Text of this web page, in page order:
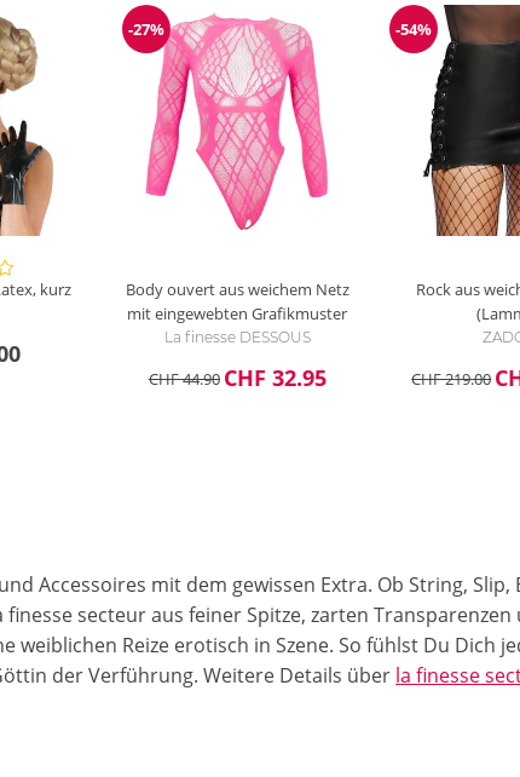
kurz
Reduzierung
-27%
Body ouvert aus weichem Netz
mit eingewebten Grafikmuster
La finesse DESSOUS
CHF 44.90 CHF 32.95
Reduzierung
-54%
Rock aus
CHF 219.00
Accessoires mit dem gewissen Extra. Ob String, Slip,
secteur aus feiner Spitze, zarten Transparenzen
Reize erotisch in Szene. So fühlst Du Dich
der Verführung.Weitere Details über la finesse